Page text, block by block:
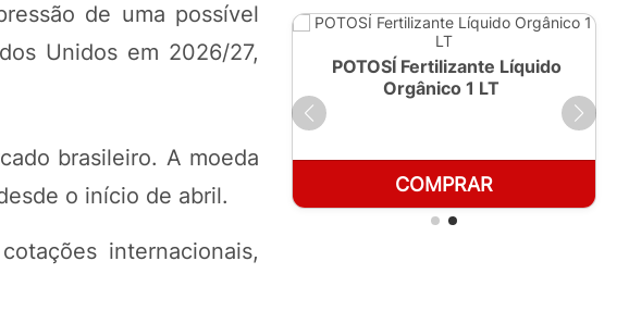
de uma possível
Unidos em 2026/27,
brasileiro. A moeda
o início de abril.
internacionais,
POTOSÍ Fertilizante Líquido
COMPRAR
POTOSÍ Fertilizante Líquido
Orgânico 1 LT
COMPRAR